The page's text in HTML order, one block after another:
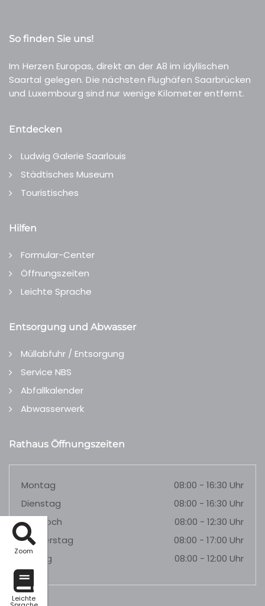
Zoom
Leichte
So finden Sie uns!
Im Herzen Europas, direkt an der A8 im idyllischen
Saartal gelegen. Die nächsten Flughäfen Saarbrücken
und Luxembourg sind nur wenige Kilometer entfernt.
Entdecken
Ludwig Galerie Saarlouis
Städtisches Museum
Touristisches
Hilfen
Formular-Center
Öffnungszeiten
Leichte Sprache
Entsorgung und Abwasser
Müllabfuhr / Entsorgung
Service NBS
Abfallkalender
Abwasserwerk
Rathaus Öffnungszeiten
Montag
08:00 - 16:30 Uhr
Dienstag
08:00 - 16:30 Uhr
Mittwoch
08:00 - 12:30 Uhr
Donnerstag
08:00 - 17:00 Uhr
Freitag
08:00 - 12:00 Uhr